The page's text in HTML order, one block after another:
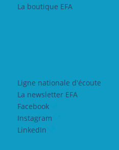
La boutique EFA
Ligne nationale d'écoute
La newsletter EFA
Facebook
Instagram
LinkedIn